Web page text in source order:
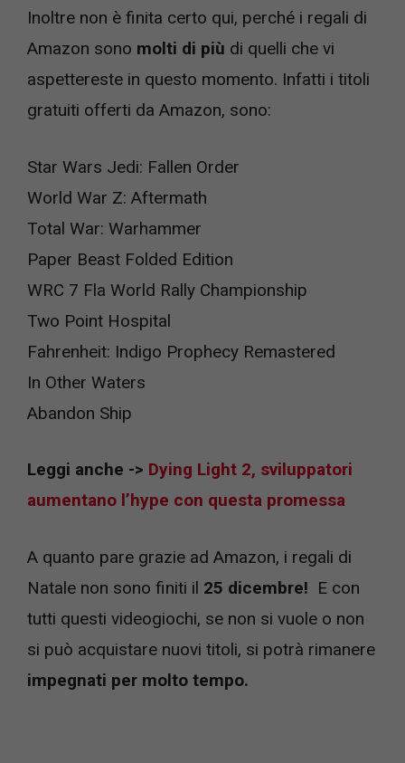
Inoltre non è finita certo qui, perché i regali di
Amazon sono molti di più di quelli che vi
aspettereste in questo momento. Infatti i titoli
gratuiti offerti da Amazon, sono:
Star Wars Jedi: Fallen Order
World War Z: Aftermath
Total War: Warhammer
Paper Beast Folded Edition
WRC 7 Fla World Rally Championship
Two Point Hospital
Fahrenheit: Indigo Prophecy Remastered
In Other Waters
Abandon Ship
Leggi anche -> Dying Light 2, sviluppatori
aumentano l’hype con questa promessa
A quanto pare grazie ad Amazon, i regali di
Natale non sono finiti il 25 dicembre! E con
tutti questi videogiochi, se non si vuole o non
si può acquistare nuovi titoli, si potrà rimanere
impegnati per molto tempo.